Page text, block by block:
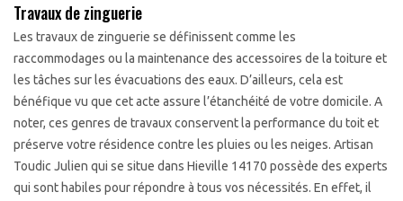
Travaux de zinguerie
Les travaux de zinguerie se définissent comme les
raccommodages ou la maintenance des accessoires de la toiture et
les tâches sur les évacuations des eaux. D’ailleurs, cela est
bénéfique vu que cet acte assure l’étanchéité de votre domicile. A
noter, ces genres de travaux conservent la performance du toit et
préserve votre résidence contre les pluies ou les neiges. Artisan
Toudic Julien qui se situe dans Hieville 14170 possède des experts
qui sont habiles pour répondre à tous vos nécessités. En effet, il